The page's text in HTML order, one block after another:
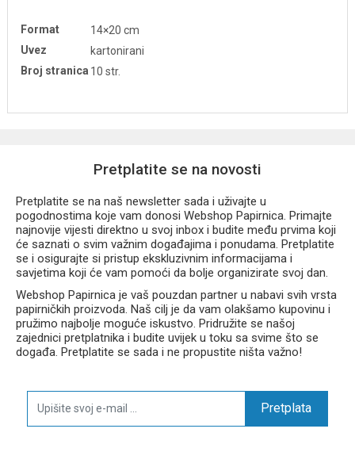
Format
14×20 cm
Uvez
kartonirani
Broj stranica 10 str.
Pretplatite se na novosti
Pretplatite se na naš newsletter sada i uživajte u
pogodnostima koje vam donosi Webshop Papirnica. Primajte
najnovije vijesti direktno u svoj inbox i budite među prvima koji
će saznati o svim važnim događajima i ponudama. Pretplatite
se i osigurajte si pristup ekskluzivnim informacijama i
savjetima koji će vam pomoći da bolje organizirate svoj dan.
Webshop Papirnica je vaš pouzdan partner u nabavi svih vrsta
papirničkih proizvoda. Naš cilj je da vam olakšamo kupovinu i
pružimo najbolje moguće iskustvo. Pridružite se našoj
zajednici pretplatnika i budite uvijek u toku sa svime što se
događa. Pretplatite se sada i ne propustite ništa važno!
Pretplata